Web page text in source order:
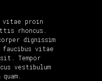
vitae proin
rhoncus.
dignissim
vitae
Tempor
vestibulum